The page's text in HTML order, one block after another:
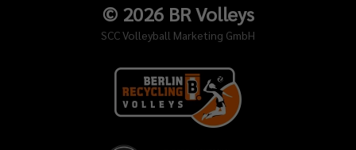
© 2026BR Volleys
SCC Volleyball Marketing GmbH